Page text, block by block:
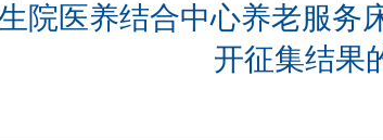
院医养结合中心养老服务
开征集结果